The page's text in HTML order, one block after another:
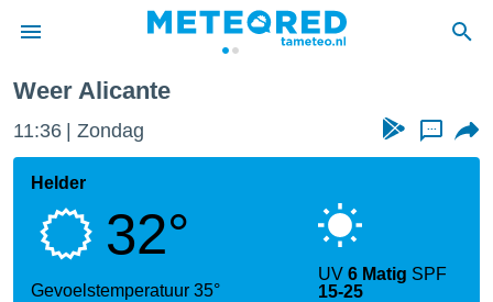
door
verstrekte
hoge
hebt de
voor
Weer Alicante
11:36 Zondag ...
Helder
32°
Gevoelstemperatuur 35°
UV6 Matig SPF
15-25